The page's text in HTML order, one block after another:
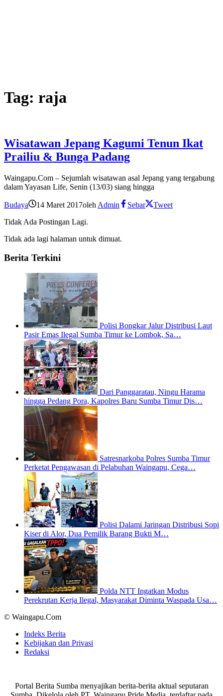
Tag: raja
Wisatawan Jepang Kagumi Tenun Ikat
Prailiu & Bunga Padang
Waingapu.Com – Sejumlah wisatawan asal Jepang yang tergabung
dalam Yayasan Life, Senin (13/03) siang hingga
Budaya 14 Maret 2017oleh Admin Sebar
Tweet
Tidak Ada Postingan Lagi.
Tidak ada lagi halaman untuk dimuat.
Berita Terkini
Polisi Bongkar Jalur Distribusi Laut
Pasir Emas Ilegal Sumba Timur ke Lombok, Sa…
Dari Panggaratau, Ningu Harama
hingga Pedang Pora, Kapolres Baru Sumba Timur Dis…
Satresnarkoba Polres Sumba Timur
Perketat Pengawasan di Pelabuhan Waingapu, Cega…
Polisi Dalami Jaringan Distribusi Sopi
Kiser di Alor, Dua Pemilik Barang Bukti M…
Polda NTT Ingatkan Modus
Perekrutan Kerja Ilegal, Masyarakat Diminta Waspada Usa…
© Waingapu.Com
Indeks Berita
Kebijakan dan Privasi
Redaksi
Portal Berita Sumba menyajikan berita-berita aktual seputaran